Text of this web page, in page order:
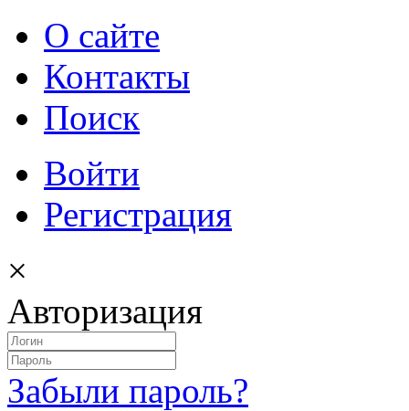
О сайте
Контакты
Поиск
Войти
Регистрация
×
Авторизация
Забыли пароль?